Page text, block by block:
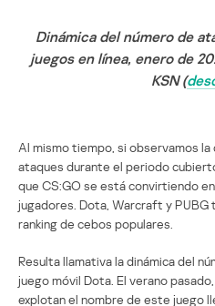
Dinámica del número de
juegos en línea, enero de
KSN (
Al mismo tiempo, si observamos la
ataques durante el periodo
que CS:GO se está convirtiendo
jugadores. Dota, Warcraft y PUBG
ranking de cebos populares.
Resulta llamativa la dinámica del
juego móvil Dota. El verano
explotan el nombre de este juego